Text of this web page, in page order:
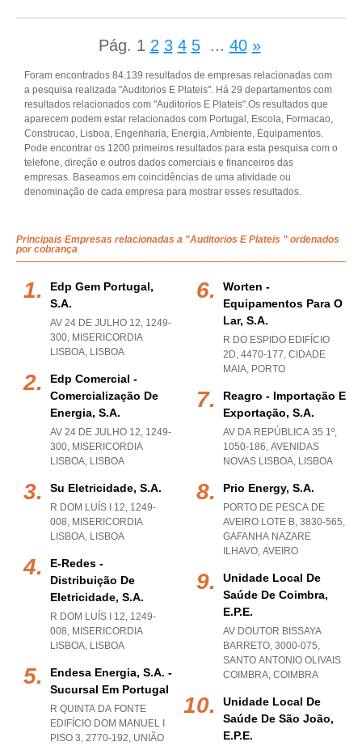
Pág. 1 2 3 4 5 ... 40 »
Foram encontrados 84.139 resultados de empresas relacionadas com
a pesquisa realizada "Auditorios E Plateis". Há 29 departamentos com
resultados relacionados com "Auditorios E Plateis".Os resultados que
aparecem podem estar relacionados com Portugal, Escola, Formacao,
Construcao, Lisboa, Engenharia, Energia, Ambiente, Equipamentos.
Pode encontrar os 1200 primeiros resultados para esta pesquisa com o
telefone, direção e outros dados comerciais e financeiros das
empresas. Baseamos em coincidências de uma atividade ou
denominação de cada empresa para mostrar esses resultados.
Principais Empresas relacionadas a "Auditorios E Plateis " ordenados
por cobrança
Edp Gem Portugal,
S.a.
AV 24 DE JULHO 12, 1249-
300, MISERICORDIA
LISBOA, LISBOA
Edp Comercial -
Comercialização De
Energia, S.a.
AV 24 DE JULHO 12, 1249-
300, MISERICORDIA
LISBOA, LISBOA
Su Eletricidade, S.a.
R DOM LUÍS I 12, 1249-
008, MISERICORDIA
LISBOA, LISBOA
E-Redes -
Distribuição De
Eletricidade, S.a.
R DOM LUÍS I 12, 1249-
008, MISERICORDIA
LISBOA, LISBOA
Endesa Energia, S.a. -
Sucursal Em Portugal
R QUINTA DA FONTE
EDIFÍCIO DOM MANUEL I
PISO 3, 2770-192, UNIÃO
Worten -
Equipamentos Para O
Lar, S.a.
R DO ESPIDO EDIFÍCIO
2D, 4470-177, CIDADE
MAIA, PORTO
Reagro - Importação E
Exportação, S.a.
AV DA REPÚBLICA 35 1º,
1050-186, AVENIDAS
NOVAS LISBOA, LISBOA
Prio Energy, S.a.
PORTO DE PESCA DE
AVEIRO LOTE B, 3830-565,
GAFANHA NAZARE
ILHAVO, AVEIRO
Unidade Local De
Saúde De Coimbra,
E.p.e.
AV DOUTOR BISSAYA
BARRETO, 3000-075,
SANTO ANTONIO OLIVAIS
COIMBRA, COIMBRA
Unidade Local De
Saúde De São João,
E.p.e.